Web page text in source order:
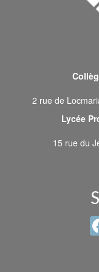
2 rue de
Lycée
15 rue du